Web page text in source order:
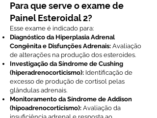
Para que serve o exame de
Painel Esteroidal 2?
Esse exame é indicado para:
Diagnóstico da Hiperplasia Adrenal
Congênita e Disfunções Adrenais: Avaliação
de alterações na produção dos esteroides.
Investigação da Síndrome de Cushing
(hiperadrenocorticismo): Identificação de
excesso de produção de cortisol pelas
glândulas adrenais.
Monitoramento da Síndrome de Addison
(hipoadrenocorticismo): Avaliação da